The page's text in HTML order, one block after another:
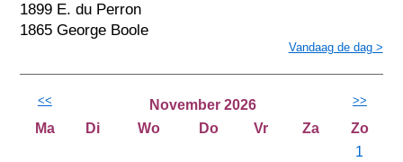
1899 E. du Perron
1865 George Boole
Vandaag de dag >
<< November 2026 >>
Ma Di Wo Do Vr Za
Zo
1